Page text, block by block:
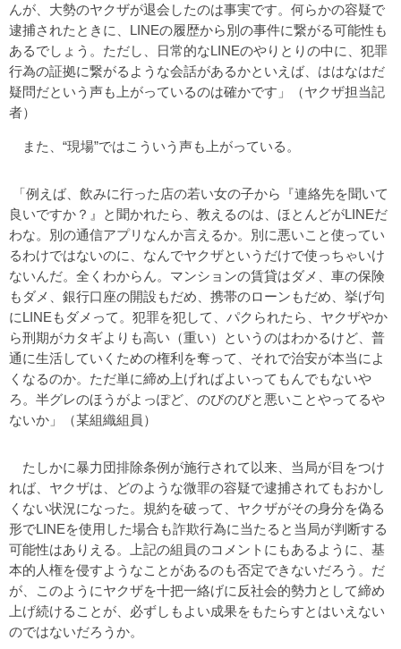
んが、大勢のヤクザが退会したのは事実です。何らかの容疑で
逮捕されたときに、LINEの履歴から別の事件に繋がる可能性も
あるでしょう。ただし、日常的なLINEのやりとりの中に、犯罪
行為の証拠に繋がるような会話があるかといえば、ははなはだ
疑問だという声も上がっているのは確かです」（ヤクザ担当記
者）
また、“現場”ではこういう声も上がっている。
「例えば、飲みに行った店の若い女の子から『連絡先を聞いて
良いですか？』と聞かれたら、教えるのは、ほとんどがLINEだ
わな。別の通信アプリなんか言えるか。別に悪いこと使ってい
るわけではないのに、なんでヤクザというだけで使っちゃいけ
ないんだ。全くわからん。マンションの賃貸はダメ、車の保険
もダメ、銀行口座の開設もだめ、携帯のローンもだめ、挙げ句
にLINEもダメって。犯罪を犯して、パクられたら、ヤクザやか
ら刑期がカタギよりも高い（重い）というのはわかるけど、普
通に生活していくための権利を奪って、それで治安が本当によ
くなるのか。ただ単に締め上げればよいってもんでもないや
ろ。半グレのほうがよっぽど、のびのびと悪いことやってるや
ないか」（某組織組員）
たしかに暴力団排除条例が施行されて以来、当局が目をつけ
れば、ヤクザは、どのような微罪の容疑で逮捕されてもおかし
くない状況になった。規約を破って、ヤクザがその身分を偽る
形でLINEを使用した場合も詐欺行為に当たると当局が判断する
可能性はありえる。上記の組員のコメントにもあるように、基
本的人権を侵すようなことがあるのも否定できないだろう。だ
が、このようにヤクザを十把一絡げに反社会的勢力として締め
上げ続けることが、必ずしもよい成果をもたらすとはいえない
のではないだろうか。